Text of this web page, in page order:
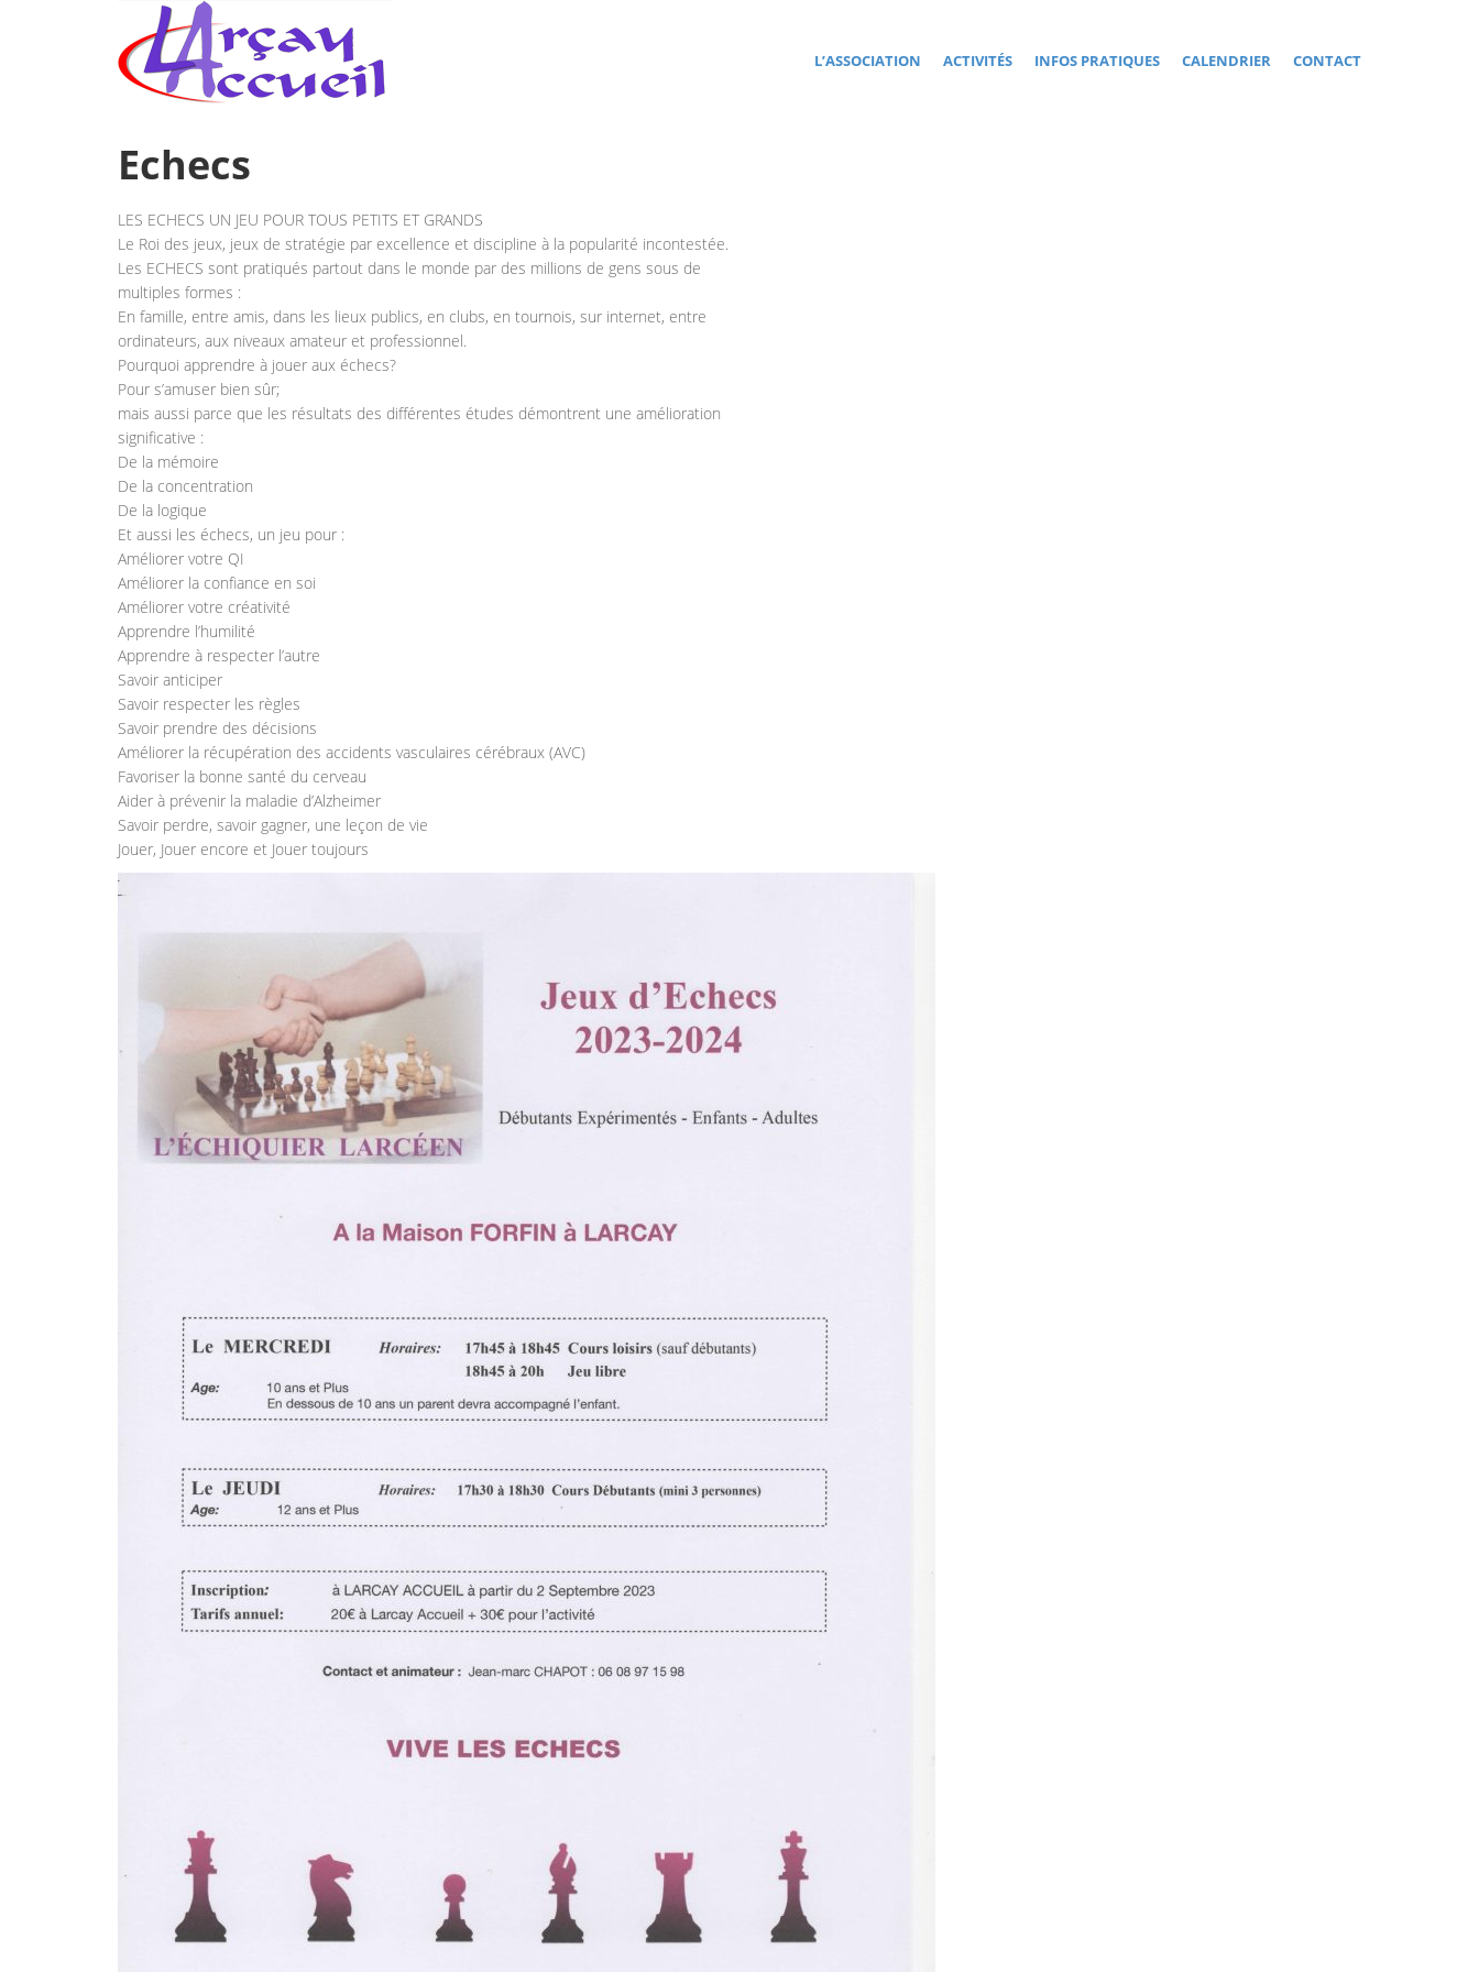
L’ASSOCIATION ACTIVITÉS INFOS PRATIQUES CALENDRIER CONTACT
Echecs
LES ECHECS UN JEU POUR TOUS PETITS ET GRANDS
Le Roi des jeux, jeux de stratégie par excellence et discipline à la popularité incontestée.
Les ECHECS sont pratiqués partout dans le monde par des millions de gens sous de
multiples formes :
En famille, entre amis, dans les lieux publics, en clubs, en tournois, sur internet, entre
ordinateurs, aux niveaux amateur et professionnel.
Pourquoi apprendre à jouer aux échecs?
Pour s’amuser bien sûr;
mais aussi parce que les résultats des différentes études démontrent une amélioration
significative :
De la mémoire
De la concentration
De la logique
Et aussi les échecs, un jeu pour :
Améliorer votre QI
Améliorer la confiance en soi
Améliorer votre créativité
Apprendre l’humilité
Apprendre à respecter l’autre
Savoir anticiper
Savoir respecter les règles
Savoir prendre des décisions
Améliorer la récupération des accidents vasculaires cérébraux (AVC)
Favoriser la bonne santé du cerveau
Aider à prévenir la maladie d’Alzheimer
Savoir perdre, savoir gagner, une leçon de vie
Jouer, Jouer encore et Jouer toujours